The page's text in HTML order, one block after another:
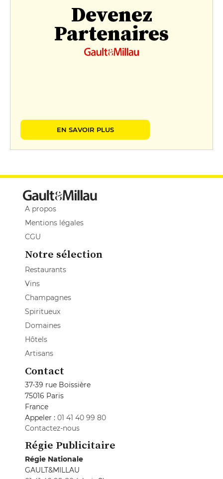
Devenez
Partenaires
EN SAVOIR PLUS
A propos
Mentions légales
CGU
Notre sélection
Restaurants
Vins
Champagnes
Spiritueux
Domaines
Hôtels
Artisans
Contact
37-39 rue Boissière
75016 Paris
France
Appeler : 01 41 40 99 80
Contactez-nous
Régie Publicitaire
Régie Nationale
GAULT&MILLAU